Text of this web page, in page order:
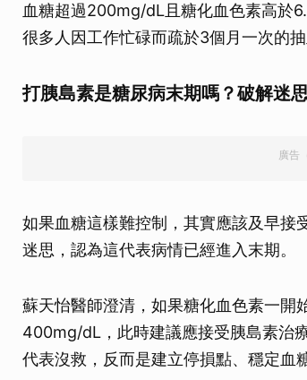
血糖超過200mg/dL且糖化血色素高於
很多人因工作忙碌而疏於3個月一次的
打胰島素是糖尿病末期嗎？破解迷
廣告
如果血糖這樣難控制，其實應該及早接
迷思，認為這代表病情已經進入末期。
蘇天怡醫師澄清，如果糖化血色素一開
400mg/dL，此時建議應接受胰島素治
代表沒救，反而是建立停損點、穩定血